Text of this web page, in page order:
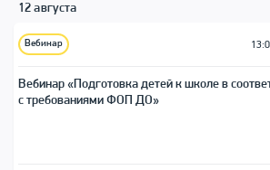
12 августа
Вебинар
Вебинар «Подготовка детей к школе в
с требованиями ФОП ДО»